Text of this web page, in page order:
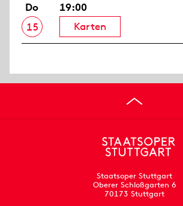
Do
15
19:00
Karten
Staatsoper Stuttgart
Oberer Schloßgarten 6
70173 Stuttgart